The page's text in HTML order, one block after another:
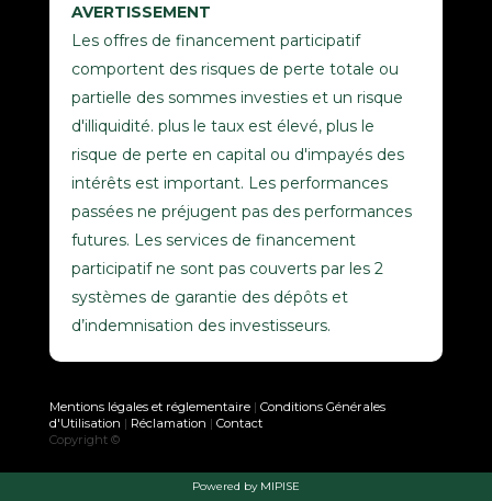
AVERTISSEMENT
Les offres de financement participatif
comportent des risques de perte totale ou
partielle des sommes investies et un risque
d'illiquidité. plus le taux est élevé, plus le
risque de perte en capital ou d'impayés des
intérêts est important. Les performances
passées ne préjugent pas des performances
futures. Les services de financement
participatif ne sont pas couverts par les 2
systèmes de garantie des dépôts et
d’indemnisation des investisseurs.
Mentions légales et réglementaire| Conditions Générales
d'Utilisation | Réclamation | Contact
Copyright ©
Powered by MIPISE